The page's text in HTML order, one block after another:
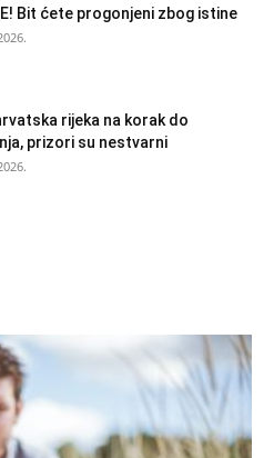
Bit ćete progonjeni zbog istine
rijeka na korak do
prizori su nestvarni